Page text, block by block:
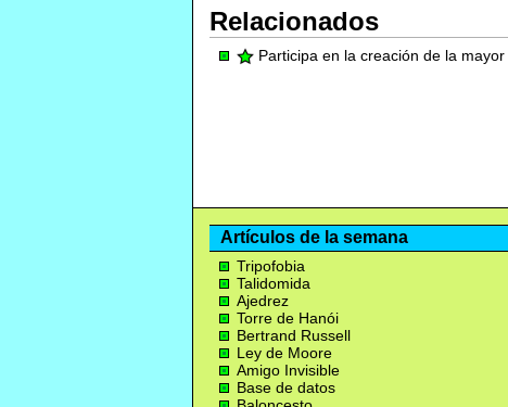
Relacionados
Participa en la creación de la mayor
Artículos de la semana
Tripofobia
Talidomida
Ajedrez
Torre de Hanói
Bertrand Russell
Ley de Moore
Amigo Invisible
Base de datos